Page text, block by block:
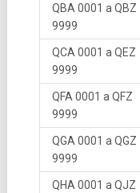
QBA 0001 a QBZ
9999
QCA 0001 a QEZ
9999
QFA 0001 a QFZ
9999
QGA 0001 a QGZ
9999
QHA 0001 a QJZ